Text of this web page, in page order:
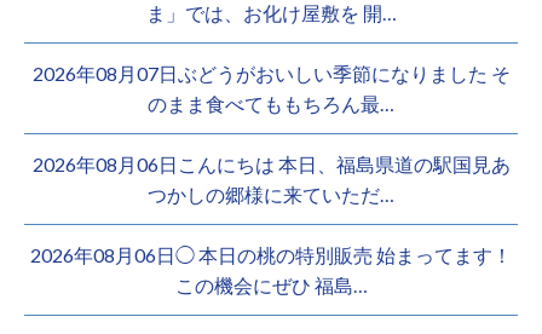
ま」では、お化け屋敷を 開…
2026年08月07日ぶどうがおいしい季節になりました そ
のまま食べてももちろん最…
2026年08月06日こんにちは 本日、福島県道の駅国見あ
つかしの郷様に来ていただ…
2026年08月06日◯ 本日の桃の特別販売 始まってます！
この機会にぜひ 福島…